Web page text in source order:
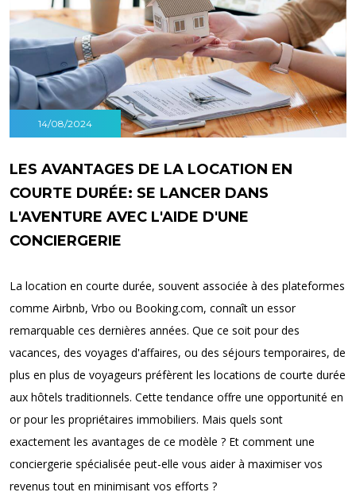
14/08/2024
LES AVANTAGES DE LA LOCATION EN
COURTE DURÉE: SE LANCER DANS
L'AVENTURE AVEC L'AIDE D'UNE
CONCIERGERIE
La location en courte durée, souvent associée à des plateformes
comme Airbnb, Vrbo ou Booking.com, connaît un essor
remarquable ces dernières années. Que ce soit pour des
vacances, des voyages d'affaires, ou des séjours temporaires, de
plus en plus de voyageurs préfèrent les locations de courte durée
aux hôtels traditionnels. Cette tendance offre une opportunité en
or pour les propriétaires immobiliers. Mais quels sont
exactement les avantages de ce modèle ? Et comment une
conciergerie spécialisée peut-elle vous aider à maximiser vos
revenus tout en minimisant vos efforts ?